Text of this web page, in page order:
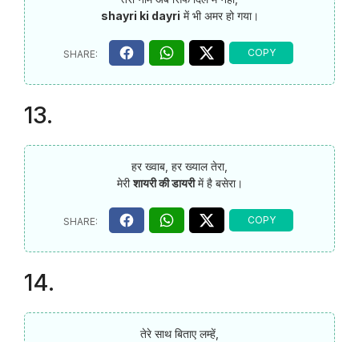
shayri ki dayri में भी अमर हो गया।
13.
हर ख्वाब, हर ख्याल तेरा,
मेरीशायरी की डायरीमें है बसेरा।
14.
तेरे साथ बिताए लम्हें,